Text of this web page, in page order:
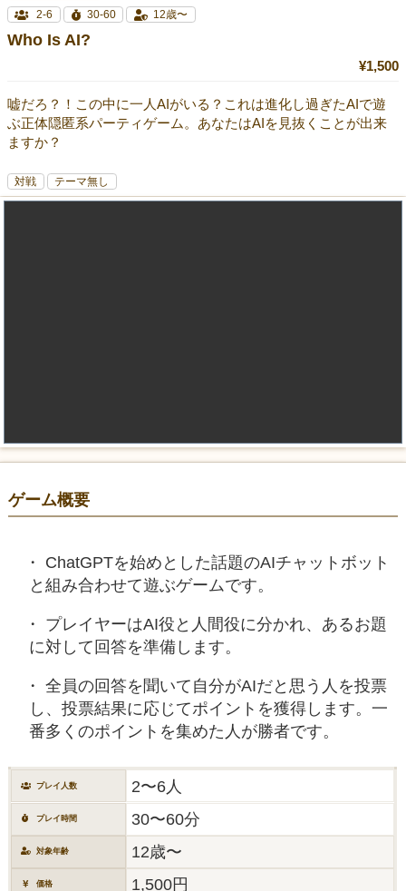
2-6
30-60 12歳〜
Who Is AI?
¥1,500
嘘だろ？！この中に一人AIがいる？これは進化し過ぎたAIで遊
ぶ正体隠匿系パーティゲーム。あなたはAIを見抜くことが出来
ますか？
対戦 テーマ無し
ゲーム概要
ChatGPTを始めとした話題のAIチャットボット
と組み合わせて遊ぶゲームです。
プレイヤーはAI役と人間役に分かれ、あるお題
に対して回答を準備します。
全員の回答を聞いて自分がAIだと思う人を投票
し、投票結果に応じてポイントを獲得します。一
番多くのポイントを集めた人が勝者です。
プレイ人数 2〜6人
プレイ時間 30〜60分
対象年齢 12歳〜
価格 1,500円